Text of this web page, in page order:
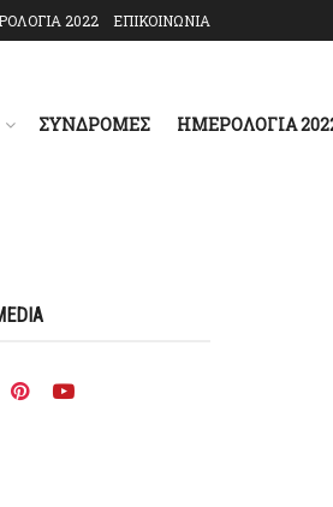
2022 ΕΠΙΚΟΙΝΩΝΙΑ
ΣΥΝΔΡΟΜΕΣ ΗΜΕΡΟΛΟΓΙΑ